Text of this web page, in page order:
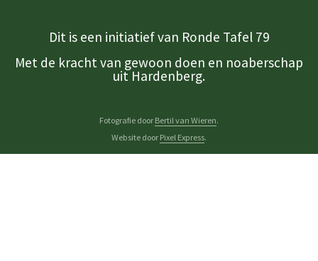
Dit is een initiatief van Ronde Tafel 79
Met de kracht van gewoon doen en noaberschap
uit Hardenberg.
Fotografie door Bertil van Wieren.
Website door Pixel Express.